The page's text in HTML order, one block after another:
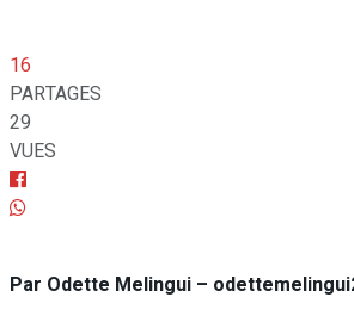
16
PARTAGES
29
VUES
Par Odette Melingui –